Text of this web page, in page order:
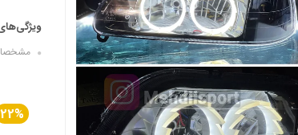
مشخصات:
22%